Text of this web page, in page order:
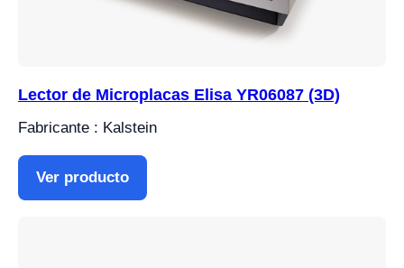
Lector de Microplacas Elisa YR06087 (3D)
Fabricante : Kalstein
Ver producto